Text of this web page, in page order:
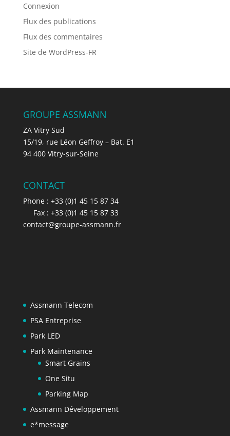
Connexion
Flux des publications
Flux des commentaires
Site de WordPress-FR
GROUPE ASSMANN
ZA Vitry Sud
15/19, rue Léon Geffroy – Bat. E1
94 400 Vitry-sur-Seine
CONTACT
Phone : +33 (0)1 45 15 87 34
Fax : +33 (0)1 45 15 87 33
contact@groupe-assmann.fr
Assmann Telecom
PSA Entreprise
Park LED
Park Maintenance
Smart Grains
One Situ
Parking Map
Assmann Développement
e*message